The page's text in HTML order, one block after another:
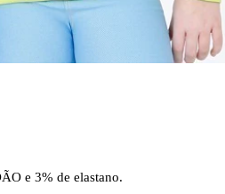
e 3% de elastano.